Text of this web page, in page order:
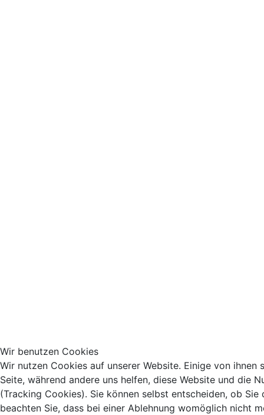
Wir benutzen Cookies
Wir nutzen Cookies auf unserer Website. Einige von ihnen
Seite, während andere uns helfen, diese Website und die
(Tracking Cookies). Sie können selbst entscheiden, ob
beachten Sie, dass bei einer Ablehnung womöglich nicht